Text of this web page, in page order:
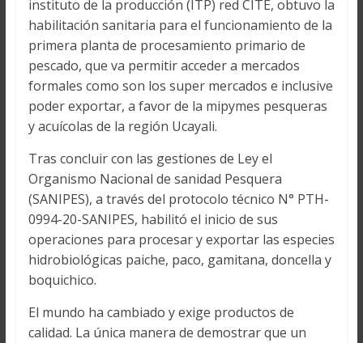
instituto de la producción (ITP) red CITE, obtuvo la
habilitación sanitaria para el funcionamiento de la
primera planta de procesamiento primario de
pescado, que va permitir acceder a mercados
formales como son los super mercados e inclusive
poder exportar, a favor de la mipymes pesqueras
y acuícolas de la región Ucayali.
Tras concluir con las gestiones de Ley el
Organismo Nacional de sanidad Pesquera
(SANIPES), a través del protocolo técnico N° PTH-
0994-20-SANIPES, habilitó el inicio de sus
operaciones para procesar y exportar las especies
hidrobiológicas paiche, paco, gamitana, doncella y
boquichico.
El mundo ha cambiado y exige productos de
calidad. La única manera de demostrar que un